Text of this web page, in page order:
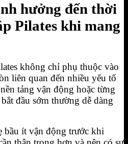
hưởng đến thời
Pilates khi mang
không chỉ phụ thuộc vào
liên quan đến nhiều yếu tố
tảng vận động hoặc từng
đầu sớm thường dễ dàng
ít vận động trước khi